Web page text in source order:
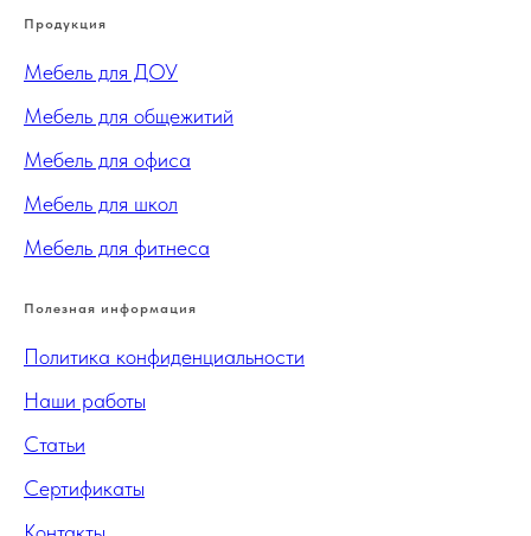
Продукция
Мебель для ДОУ
Мебель для общежитий
Мебель для офиса
Мебель для школ
Мебель для фитнеса
Полезная информация
Политика конфиденциальности
Наши работы
Статьи
Сертификаты